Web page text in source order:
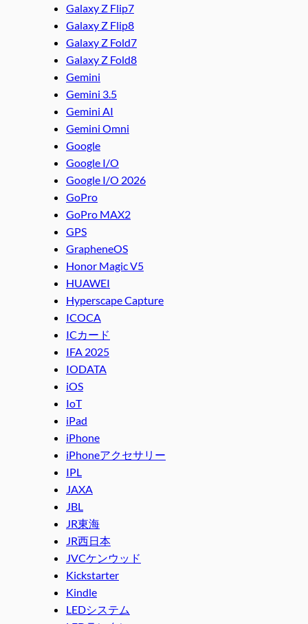
Galaxy Z Flip7
Galaxy Z Flip8
Galaxy Z Fold7
Galaxy Z Fold8
Gemini
Gemini 3.5
Gemini AI
Gemini Omni
Google
Google I/O
Google I/O 2026
GoPro
GoPro MAX2
GPS
GrapheneOS
Honor Magic V5
HUAWEI
Hyperscape Capture
ICOCA
ICカード
IFA 2025
IODATA
iOS
IoT
iPad
iPhone
iPhoneアクセサリー
IPL
JAXA
JBL
JR東海
JR西日本
JVCケンウッド
Kickstarter
Kindle
LEDシステム